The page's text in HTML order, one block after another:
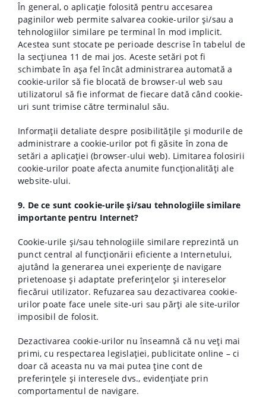
În general, o aplicație folosită pentru accesarea
paginilor web permite salvarea cookie-urilor și/sau a
tehnologiilor similare pe terminal în mod implicit.
Acestea sunt stocate pe perioade descrise în tabelul de
la secțiunea 11 de mai jos. Aceste setări pot fi
schimbate în așa fel încât administrarea automată a
cookie-urilor să fie blocată de browser-ul web sau
utilizatorul să fie informat de fiecare dată când cookie-
uri sunt trimise către terminalul său.
Informații detaliate despre posibilitățile și modurile de
administrare a cookie-urilor pot fi găsite în zona de
setări a aplicației (browser-ului web). Limitarea folosirii
cookie-urilor poate afecta anumite funcționalități ale
website-ului.
9. De ce sunt cookie-urile și/sau tehnologiile similare
importante pentru Internet?
Cookie-urile și/sau tehnologiile similare reprezintă un
punct central al funcționării eficiente a Internetului,
ajutând la generarea unei experiențe de navigare
prietenoase și adaptate preferințelor și intereselor
fiecărui utilizator. Refuzarea sau dezactivarea cookie-
urilor poate face unele site-uri sau părți ale site-urilor
imposibil de folosit.
Dezactivarea cookie-urilor nu înseamnă că nu veți mai
primi, cu respectarea legislației, publicitate online – ci
doar că aceasta nu va mai putea ține cont de
preferințele și interesele dvs., evidențiate prin
comportamentul de navigare.